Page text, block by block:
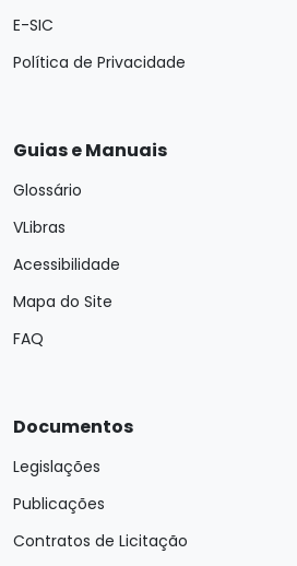
E-SIC
Política de Privacidade
Guias e Manuais
Glossário
VLibras
Acessibilidade
Mapa do Site
FAQ
Documentos
Legislações
Publicações
Contratos de Licitação